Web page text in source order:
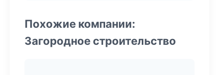
Похожие компании:
Загородное строительство